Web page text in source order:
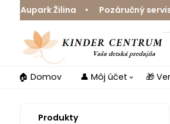
Žilina • Pozáručný
🏠 Domov 👤 Môj účet 🎁
Produkty